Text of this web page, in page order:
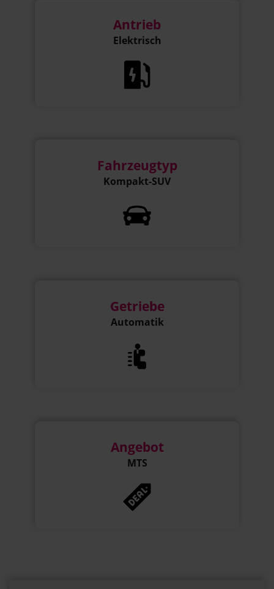
Antrieb
Elektrisch
Fahrzeugtyp
Kompakt-SUV
Getriebe
Automatik
Angebot
MTS